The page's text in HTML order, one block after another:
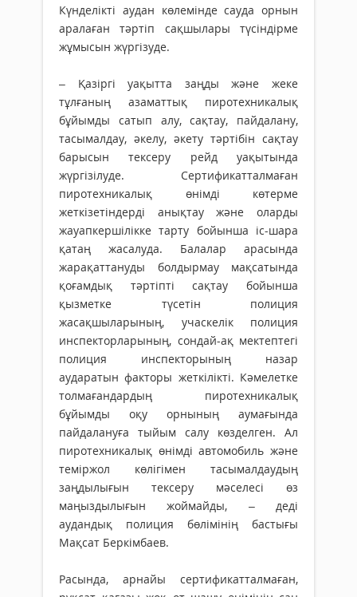
Күнделікті аудан көлемінде сауда орнын
аралаған тәртіп сақшылары түсіндірме
жұмысын жүргізуде.
– Қазіргі уақытта заңды және жеке
тұлғаның азаматтық пиротехникалық
бұйымды сатып алу, сақтау, пайдалану,
тасымалдау, әкелу, әкету тәр­тібін сақтау
барысын тексеру рейд уақытында
жүргізілуде. Серти­фи­кат­талмаған
пиротехникалық өнімді көтерме
жеткізетіндерді анықтау және оларды
жауапкершілікке тарту бойынша іс-шара
қатаң жасалуда. Балалар арасында
жарақаттануды болдырмау мақсатында
қоғамдық тәртіпті сақтау бойынша
қызметке түсетін полиция
жасақшыларының, учаскелік полиция
инспекторларының, сондай-ақ мектептегі
полиция инспекторының назар
аударатын факторы жеткілікті. Кәмелетке
толмағандардың пиро­тех­­никалық
бұйымды оқу орнының аумағында
пайдалануға тыйым салу көзделген. Ал
пиротехникалық өнімді автомобиль және
теміржол көлігімен тасымалдаудың
заңдылығын тексеру мәселесі өз
маңыздылығын жоймайды, – деді
аудандық полиция бөлімінің бастығы
Мақсат Беркімбаев.
Расында, арнайы сертификат­тал­маған,